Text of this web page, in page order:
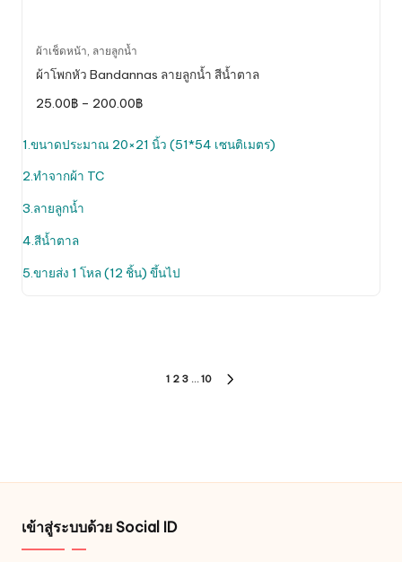
This
has
multiple
The
be
chosen
on
the
ผ้าเช็ดหน้า, ลายลูกน้ำ
ผ้าโพกหัว Bandannas ลายลูกน้ำ สีน้ำตาล
25.00฿ – 200.00฿Price
through
200.00฿
1.ขนาดประมาณ 20×21 นิ้ว (51*54 เซนติเมตร)
2.ทำจากผ้า TC
3.ลายลูกน้ำ
4.สีน้ำตาล
5.ขายส่ง 1 โหล (12 ชิ้น) ขึ้นไป
1 2 3 … 10
เข้าสู่ระบบด้วย Social ID